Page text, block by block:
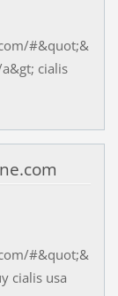
#&quot;&
cialis
#&quot;&
cialis usa